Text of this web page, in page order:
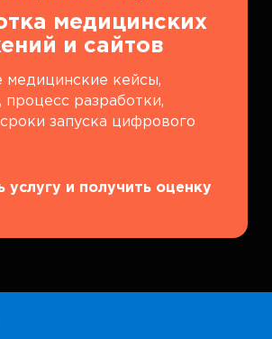
медицинских
и сайтов
медицинские кейсы,
процесс разработки,
запуска цифрового
услугу и получить оценку